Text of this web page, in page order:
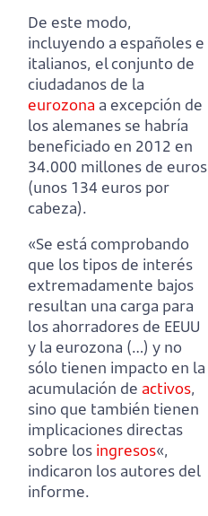
De este modo,
incluyendo a españoles e
italianos, el conjunto de
ciudadanos de la
eurozona a excepción de
los alemanes se habría
beneficiado en 2012 en
34.000 millones de euros
(unos 134 euros por
cabeza).
«Se está comprobando
que los tipos de interés
extremadamente bajos
resultan una carga para
los ahorradores de EEUU
y la eurozona (…) y no
sólo tienen impacto en la
acumulación de activos,
sino que también tienen
implicaciones directas
sobre los ingresos«,
indicaron los autores del
informe.